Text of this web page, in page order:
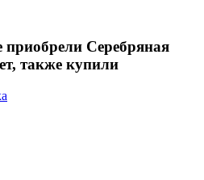
Серебряная
также купили